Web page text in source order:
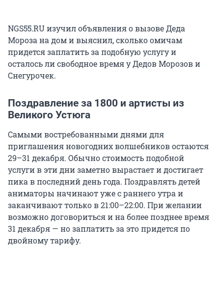
NGS55.RU изучил объявления о вызове Деда
Мороза на дом и выяснил, сколько омичам
придется заплатить за подобную услугу и
осталось ли свободное время у Дедов Морозов и
Снегурочек.
Поздравление за 1800 и артисты из
Великого Устюга
Самыми востребованными днями для
приглашения новогодних волшебников остаются
29–31 декабря. Обычно стоимость подобной
услуги в эти дни заметно вырастает и достигает
пика в последний день года. Поздравлять детей
аниматоры начинают уже с раннего утра и
заканчивают только в 21:00–22:00. При желании
возможно договориться и на более позднее время
31 декабря — но заплатить за это придется по
двойному тарифу.